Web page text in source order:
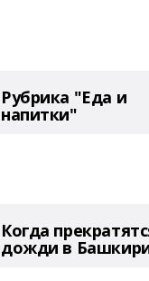
Рубрика "Еда и
напитки"
Когда
дожди в